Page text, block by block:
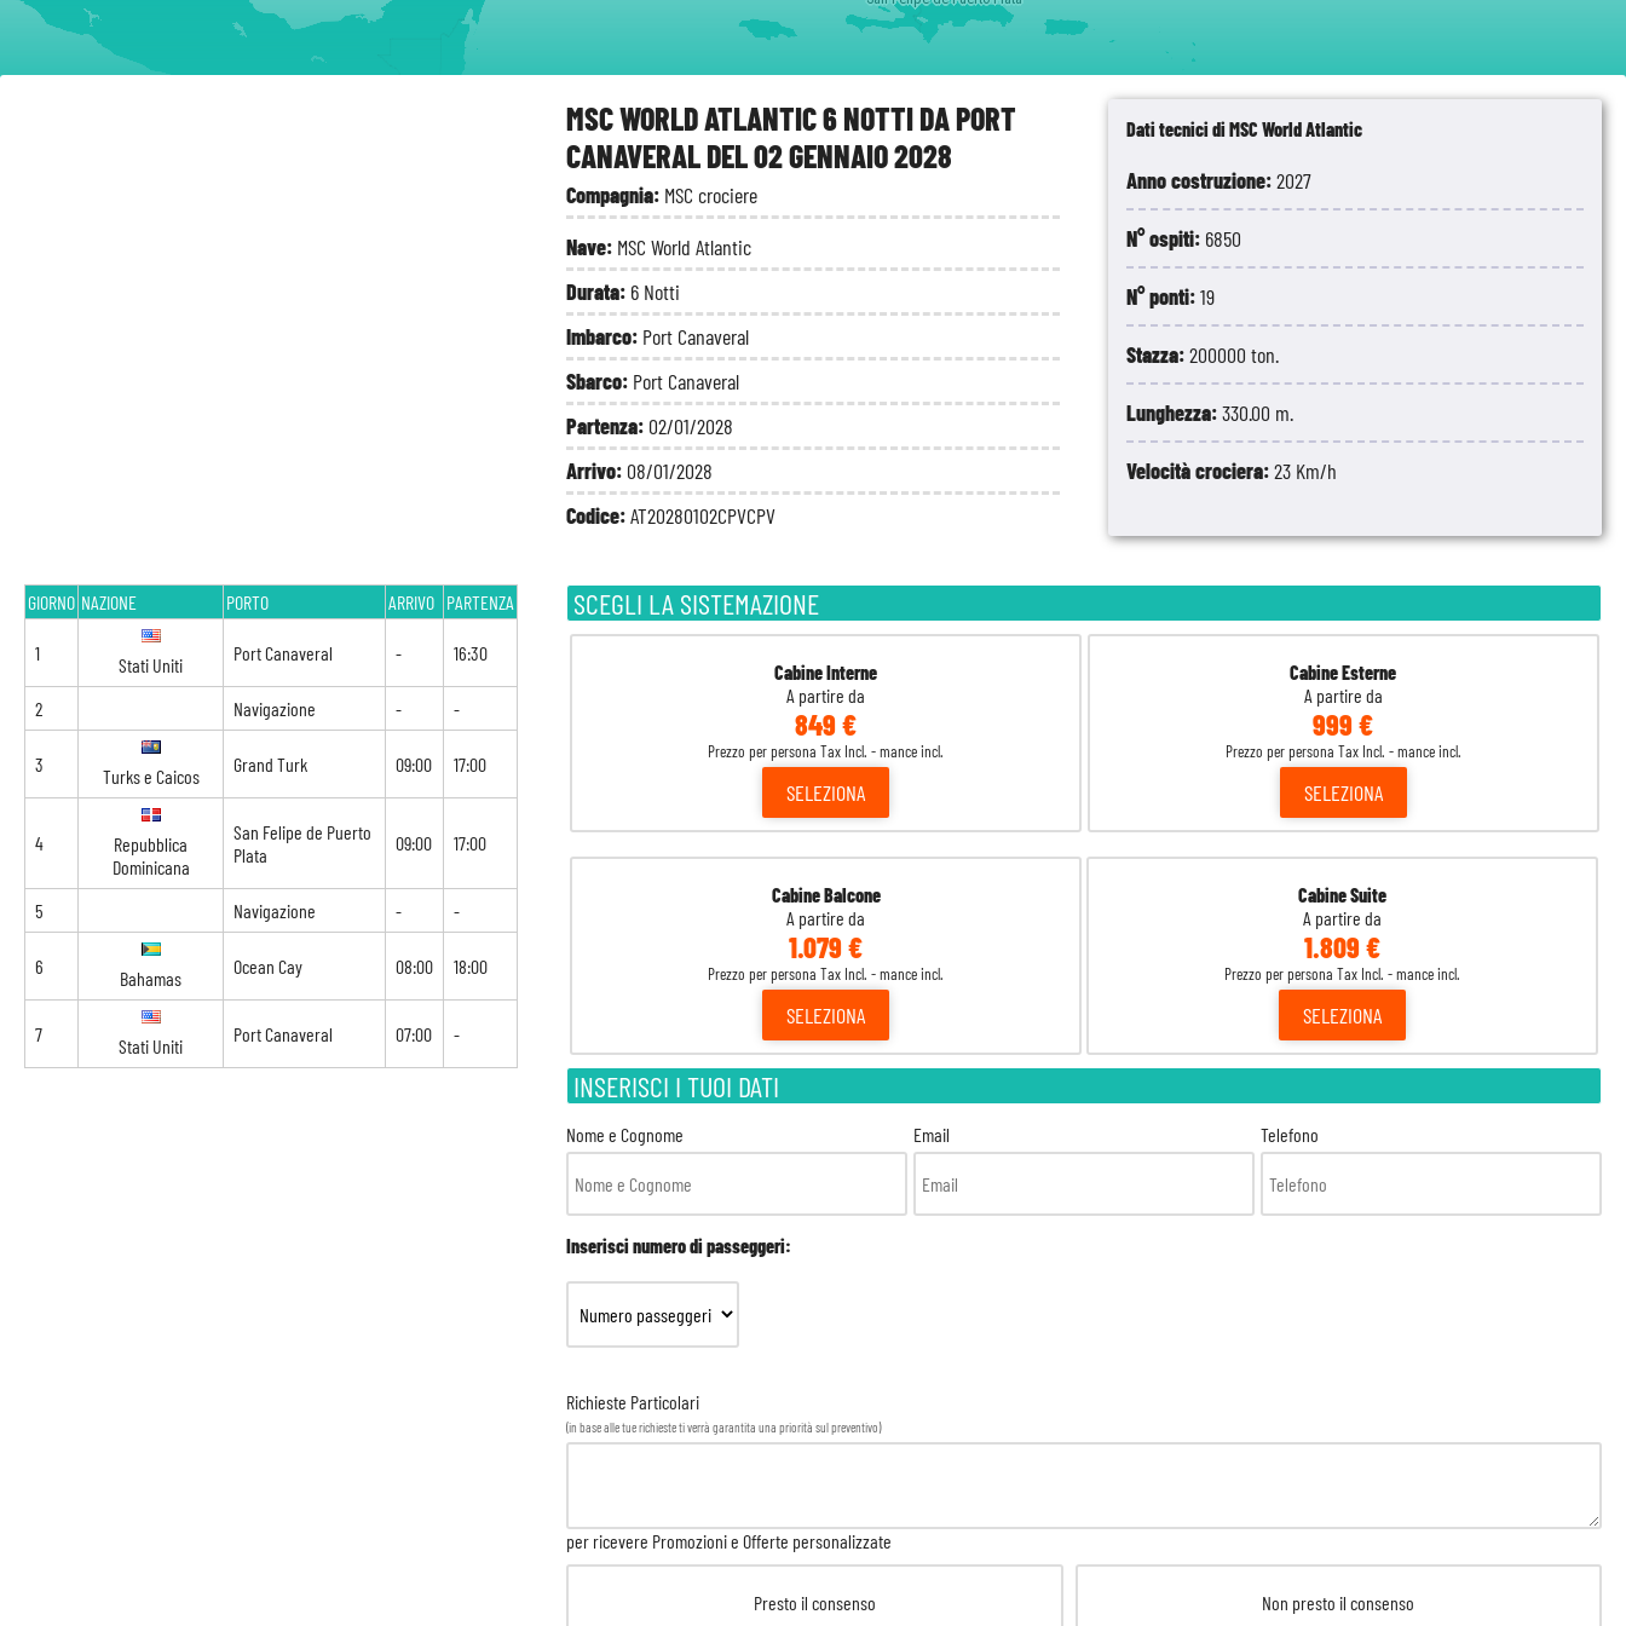
MSC WORLD ATLANTIC 6 NOTTI DA PORT
CANAVERAL DEL 02 GENNAIO 2028
Compagnia: MSC crociere
Nave: MSC World Atlantic
Durata: 6 Notti
Imbarco: Port Canaveral
Sbarco: Port Canaveral
Partenza: 02/01/2028
Arrivo: 08/01/2028
Codice:AT20280102CPVCPV
Dati tecnici di MSC World Atlantic
Anno costruzione:2027
N° ospiti: 6850
N° ponti:19
Stazza:200000 ton.
Lunghezza:330.00 m.
Velocità crociera:23 Km/h
SCEGLI LA SISTEMAZIONE
Cabine Interne
A partire da
849 €
Prezzo per persona Tax Incl. - mance incl.
SELEZIONA
Cabine Esterne
A partire da
999 €
Prezzo per persona Tax Incl. - mance incl.
SELEZIONA
Cabine Balcone
A partire da
1.079 €
Prezzo per persona Tax Incl. - mance incl.
SELEZIONA
Cabine Suite
A partire da
1.809 €
Prezzo per persona Tax Incl. - mance incl.
SELEZIONA
INSERISCI I TUOI DATI
Nome e Cognome Email Telefono
Inserisci numero di passeggeri:
Richieste Particolari
(in base alle tue richieste ti verrà garantita una priorità sul preventivo)
per ricevere Promozioni e Offerte personalizzate
Presto il consenso Non presto il consenso
GIORNO NAZIONE PORTO ARRIVO PARTENZA
1
Stati Uniti
Port Canaveral - 16:30
2 Navigazione - -
3
Turks e Caicos
Grand Turk 09:00 17:00
4
Repubblica
Dominicana
San Felipe de Puerto
Plata
09:00 17:00
5 Navigazione - -
6
Bahamas
Ocean Cay 08:00 18:00
7
Stati Uniti
Port Canaveral 07:00 -